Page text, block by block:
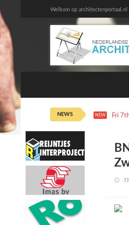
Welkom op architectenportaal.nl
NEWS NEW Fri